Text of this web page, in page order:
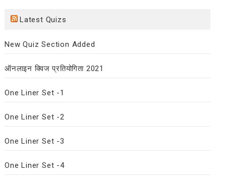
Latest Quizs
New Quiz Section Added
ऑनलाइन क्विज प्रतियोगिता 2021
One Liner Set -1
One Liner Set -2
One Liner Set -3
One Liner Set -4